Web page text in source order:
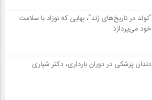
“تولد در تاریخ‌های رُند”، بهایی که نوزاد با سلامت
خود می‌پردازد
دندان پزشکی در دوران بارداری، دکتر شیاری